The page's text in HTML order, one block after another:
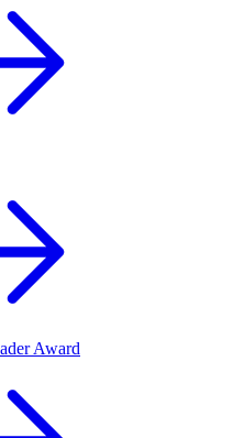
Award